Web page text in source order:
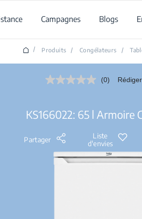
Campagnes Blogs
/ Produits / Congélateurs /
Aucune
Lien
même
page.
(0)
KS166022: 65 l Armoire
Partager
Liste
d'envies